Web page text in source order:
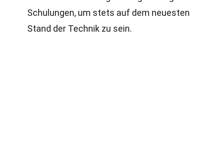
Schulungen, um stets auf dem neuesten
Stand der Technik zu sein.